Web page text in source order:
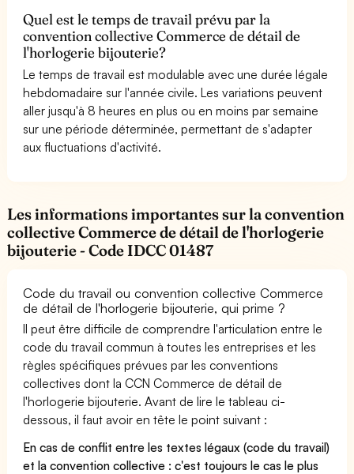
Quel est le temps de travail prévu par la
convention collective Commerce de détail de
l'horlogerie bijouterie?
Le temps de travail est modulable avec une durée légale
hebdomadaire sur l'année civile. Les variations peuvent
aller jusqu'à 8 heures en plus ou en moins par semaine
sur une période déterminée, permettant de s'adapter
aux fluctuations d'activité.
Les informations importantes sur la convention
collective Commerce de détail de l'horlogerie
bijouterie - Code IDCC 01487
Code du travail ou convention collective Commerce
de détail de l'horlogerie bijouterie, qui prime ?
Il peut être difficile de comprendre l'articulation entre le
code du travail commun à toutes les entreprises et les
règles spécifiques prévues par les conventions
collectives dont la CCN Commerce de détail de
l'horlogerie bijouterie. Avant de lire le tableau ci-
dessous, il faut avoir en tête le point suivant :
En cas de conflit entre les textes légaux (code du travail)
et la convention collective : c'est toujours le cas le plus